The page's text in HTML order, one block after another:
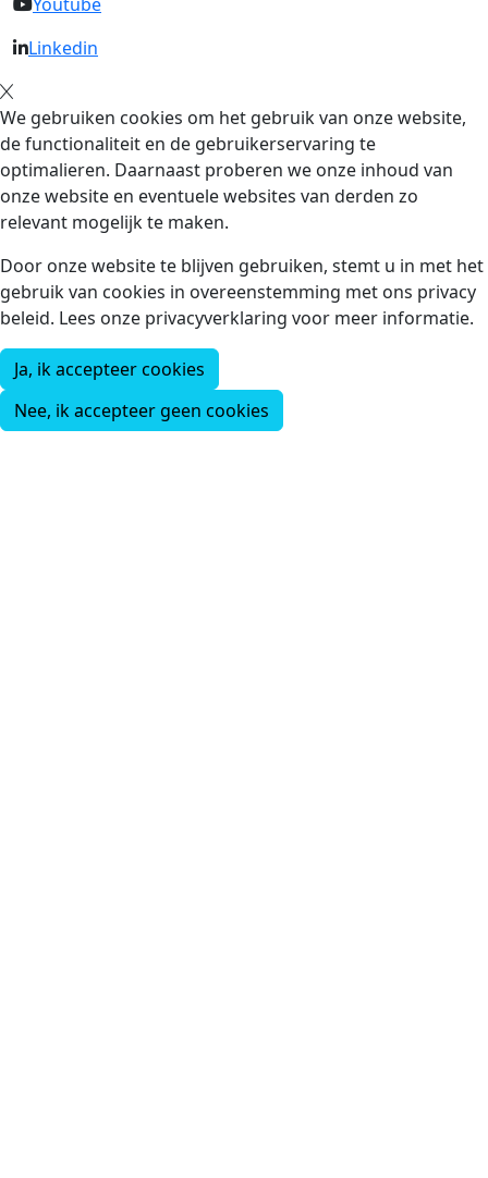
Linkedin
We gebruiken cookies om het gebruik van onze website,
de functionaliteit en de gebruikerservaring te
optimalieren. Daarnaast proberen we onze inhoud van
onze website en eventuele websites van derden zo
relevant mogelijk te maken.
Door onze website te blijven gebruiken, stemt u in met het
gebruik van cookies in overeenstemming met ons privacy
beleid. Lees onze privacyverklaring voor meer informatie.
Ja, ik accepteer cookies
Nee, ik accepteer geen cookies